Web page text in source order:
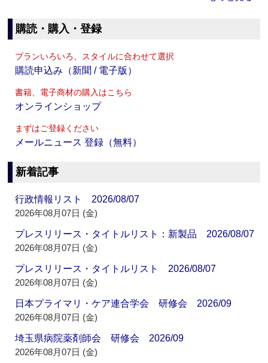
購読・購入・登録
プランいろいろ、スタイルに合わせて選択
購読申込み（新聞 / 電子版）
書籍、電子商材の購入はこちら
オンラインショップ
まずはご登録ください
メールニュース 登録（無料）
新着記事
行政情報リスト 2026/08/07
2026年08月07日 (金)
プレスリリース・タイトルリスト：新製品 2026/08/07
2026年08月07日 (金)
プレスリリース・タイトルリスト 2026/08/07
2026年08月07日 (金)
日本プライマリ・ケア連合学会 研修会 2026/09
2026年08月07日 (金)
埼玉県病院薬剤師会 研修会 2026/09
2026年08月07日 (金)